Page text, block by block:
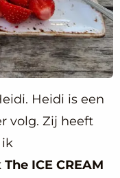
Heidi is een
volg. Zij heeft
ik
ICE CREAM